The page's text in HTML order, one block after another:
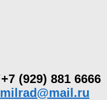
+7 (929) 881 6666
milrad@mail.ru